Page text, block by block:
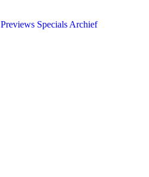
Previews Specials Archief